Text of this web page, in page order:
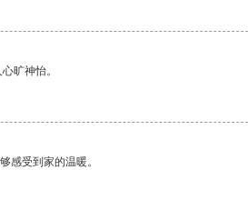
旷神怡。
感受到家的温暖。